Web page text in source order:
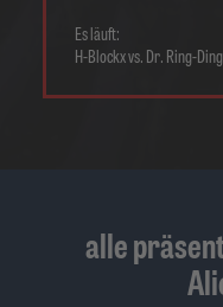
Es läuft:
H-Blockx vs. Dr. Ring-
alle